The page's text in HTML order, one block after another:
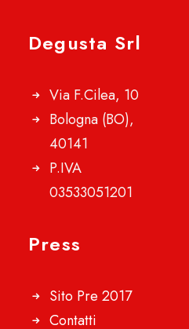
Degusta Srl
Via F.Cilea, 10
Bologna (BO),
40141
P.IVA
03533051201
Press
Sito Pre 2017
Contatti